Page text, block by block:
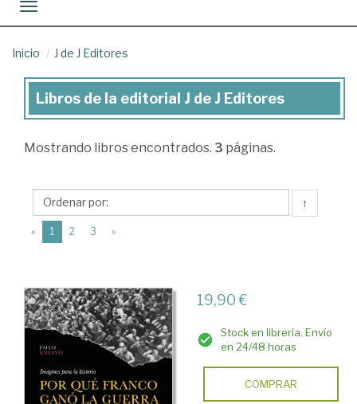
Toggle navigation
Inicio J de J Editores
Libros
la
de
Libros de la editorial J de J Editores
Mostrando libros encontrados. 3 páginas.
↑
« 1 (current)
2 3 »
19,90 €
Stock en librería. Envío
en 24/48 horas
COMPRAR